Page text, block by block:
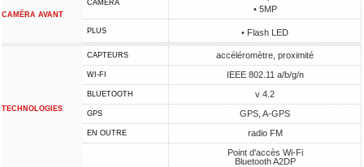
CAMÉRA AVANT
CAMÉRA
• 5MP
PLUS • Flash LED
TECHNOLOGIES
CAPTEURS accéléromètre, proximité
WI-FI IEEE 802.11 a/b/g/n
BLUETOOTH v 4.2
GPS GPS, A-GPS
EN OUTRE
radio FM
Point d'accès Wi-Fi
Bluetooth A2DP